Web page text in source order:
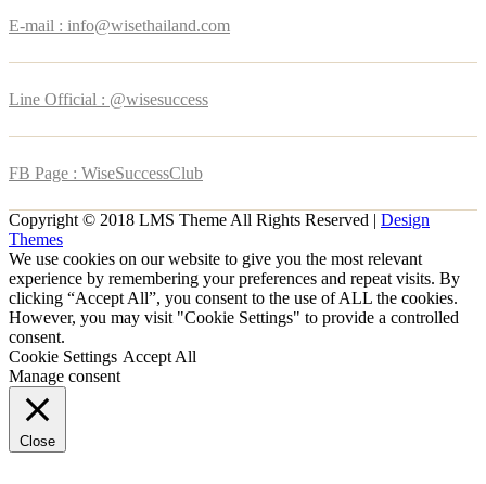
E-mail : info@wisethailand.com
Line Official : @wisesuccess
FB Page : WiseSuccessClub
Copyright © 2018 LMS Theme All Rights Reserved | Design
Themes
We use cookies on our website to give you the most relevant
experience by remembering your preferences and repeat visits. By
clicking “Accept All”, you consent to the use of ALL the cookies.
However, you may visit "Cookie Settings" to provide a controlled
consent.
Cookie Settings Accept All
Manage consent
Close